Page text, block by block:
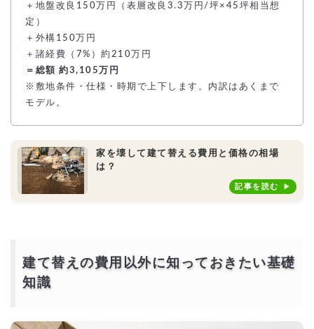
＋地盤改良150万円（表層改良3.3万円/坪×45坪相当想
定）
＋外構150万円
＋諸経費（7%）約210万円
＝総額 約3,105万円
※敷地条件・仕様・時期で上下します。内訳はあくまで
モデル。
家を壊して建て替える費用と価格の相場
は？
記事を読む
建て替えの費用以外に知っておきたい基礎
知識